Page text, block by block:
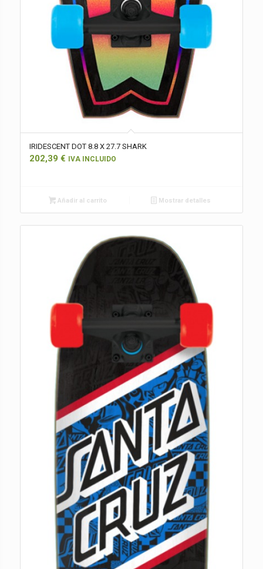
IRIDESCENT DOT 8.8 X 27.7 SHARK
202,39 € IVA INCLUIDO
Añadir al carrito Mostrar detalles